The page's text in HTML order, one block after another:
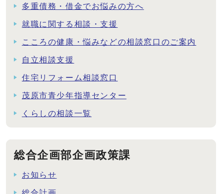
多重債務・借金でお悩みの方へ
就職に関する相談・支援
こころの健康・悩みなどの相談窓口のご案内
自立相談支援
住宅リフォーム相談窓口
茂原市青少年指導センター
くらしの相談一覧
総合企画部企画政策課
お知らせ